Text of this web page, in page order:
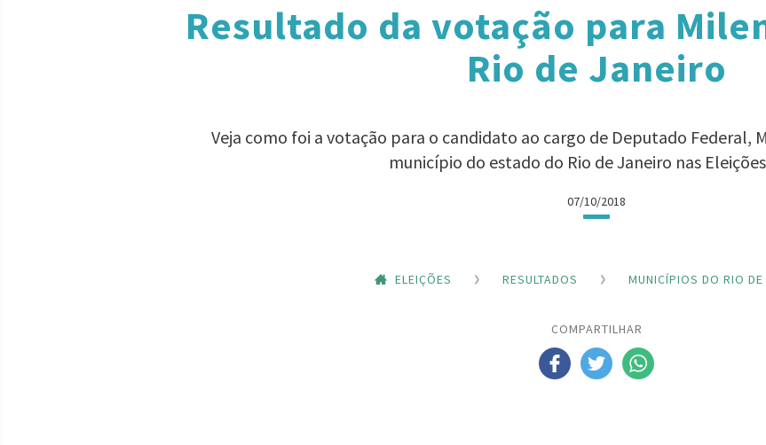
Resultado da votação para
Rio de Janeiro
Veja como foi a votação para o candidato ao cargo de Deputado Federal,
município do estado do Rio de Janeiro nas
07/10/2018
ELEIÇÕES RESULTADOS MUNICÍPIOS DO RIO
COMPARTILHAR